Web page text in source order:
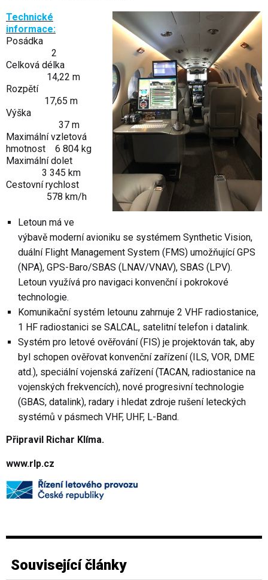
Technické
informace:
Posádka
2
Celková délka
14,22 m
Rozpětí
17,65 m
Výška
37 m
Maximální vzletová
hmotnost 6 804 kg
Maximální dolet
3 345 km
Cestovní rychlost
578 km/h
Letoun má ve
výbavě moderní avioniku se systémem Synthetic Vision,
duální Flight Management System (FMS) umožňující GPS
(NPA), GPS-Baro/SBAS (LNAV/VNAV), SBAS (LPV).
Letoun využívá pro navigaci konvenční i pokrokové
technologie.
Komunikační systém letounu zahrnuje 2 VHF radiostanice,
1 HF radiostanici se SALCAL, satelitní telefon i datalink.
Systém pro letové ověřování (FIS) je projektován tak, aby
byl schopen ověřovat konvenční zařízení (ILS, VOR, DME
atd.), speciální vojenská zařízení (TACAN, radiostanice na
vojenských frekvencích), nové progresivní technologie
(GBAS, datalink), radary i hledat zdroje rušení leteckých
systémů v pásmech VHF, UHF, L-Band.
Připravil Richar Klíma.
www.rlp.cz
Související články